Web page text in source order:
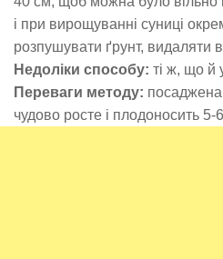
і при вирощуванні суниці
розпушувати ґрунт, видаляти
Недоліки способу: ті ж, що й
Переваги методу:
чудово росте і плодоносить 5-